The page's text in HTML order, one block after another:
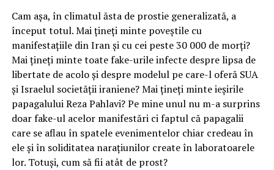
Cam așa, în climatul ăsta de prostie generalizată, a
început totul. Mai țineți minte poveștile cu
manifestațiile din Iran și cu cei peste 30 000 de morți?
Mai țineți minte toate fake-urile infecte despre lipsa de
libertate de acolo și despre modelul pe care-l oferă SUA
și Israelul societății iraniene? Mai țineți minte ieșirile
papagalului Reza Pahlavi? Pe mine unul nu m-a surprins
doar fake-ul acelor manifestări ci faptul că papagalii
care se aflau în spatele evenimentelor chiar credeau în
ele și în soliditatea narațiunilor create în laboratoarele
lor. Totuși, cum să fii atât de prost?